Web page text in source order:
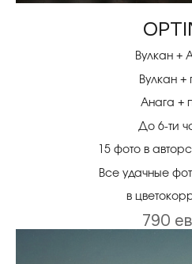
Вулкан +
Вулкан +
Анага +
До 6-ти
15 фото в
Все удачные
в
790